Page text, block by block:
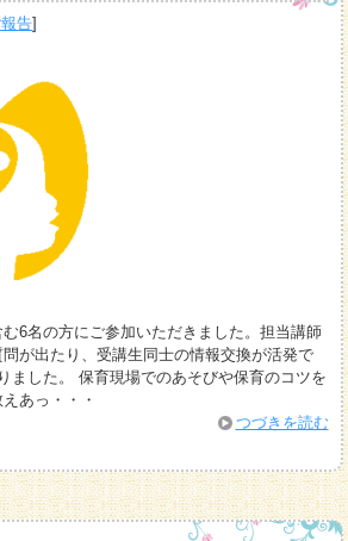
告]
6名の方にご参加いただきました。担当講師
が出たり、受講生同士の情報交換が活発で
ました。 保育現場でのあそびや保育のコツを
あっ・・・
つづきを読む